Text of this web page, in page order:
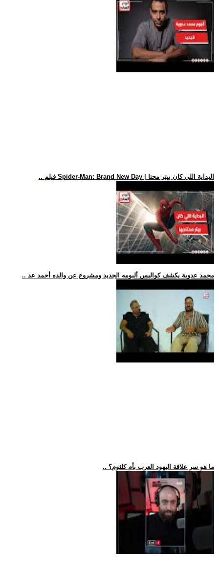
.. فيلم Spider-Man: Brand New Day | البداية اللي كان بيتر محتا
.. محمد عدوية يكشف كواليس ألبومه الجديد ومشروع عن والده أحمد عد
.. ما هو سر علاقة اليهود العرب بأم كلثوم؟